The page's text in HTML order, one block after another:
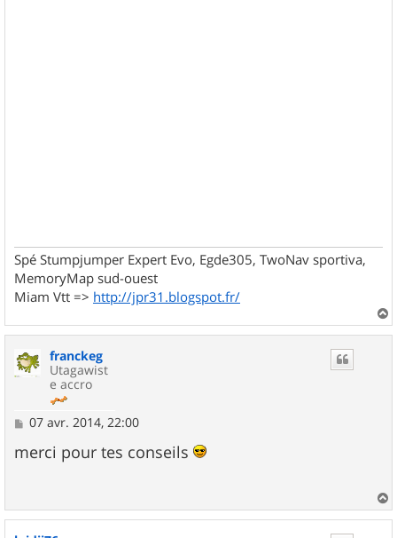
Spé Stumpjumper Expert Evo, Egde305, TwoNav sportiva,
MemoryMap sud-ouest
Miam Vtt => http://jpr31.blogspot.fr/
a
franckeg
Utagawist
e accro
M
s
s
e
07 avr. 2014, 22:00
merci pour tes conseils
a